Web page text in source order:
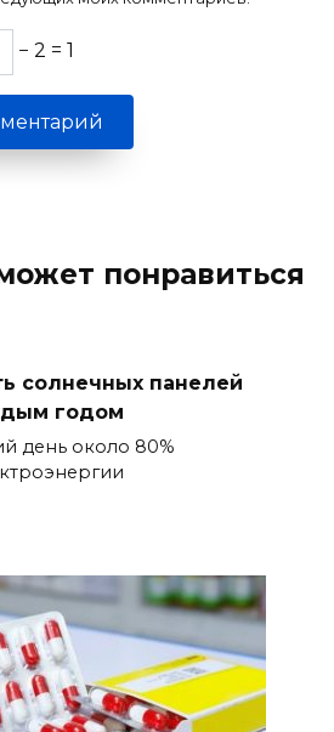
− 2 = 1
понравиться
солнечных панелей
годом
день около 80%